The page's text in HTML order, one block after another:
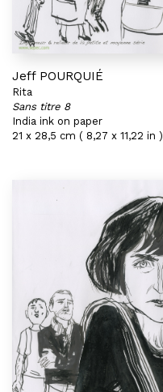
Jeff POURQUIÉ
Rita
Sans titre 8
India ink on paper
21 x 28,5 cm ( 8,27 x 11,22 in )